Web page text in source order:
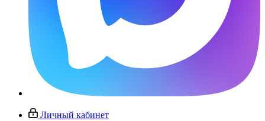
Личный кабинет